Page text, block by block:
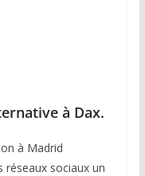
à Dax.
à Madrid
réseaux sociaux un